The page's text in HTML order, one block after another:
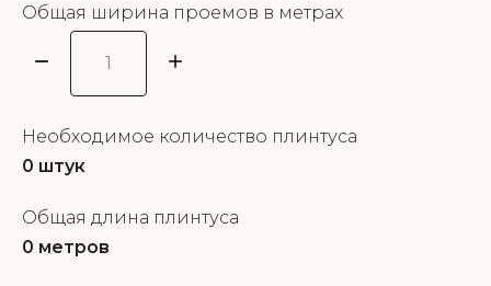
Общая ширина проемов в метрах
Необходимое количество плинтуса
0 штук
Общая длина плинтуса
0 метров